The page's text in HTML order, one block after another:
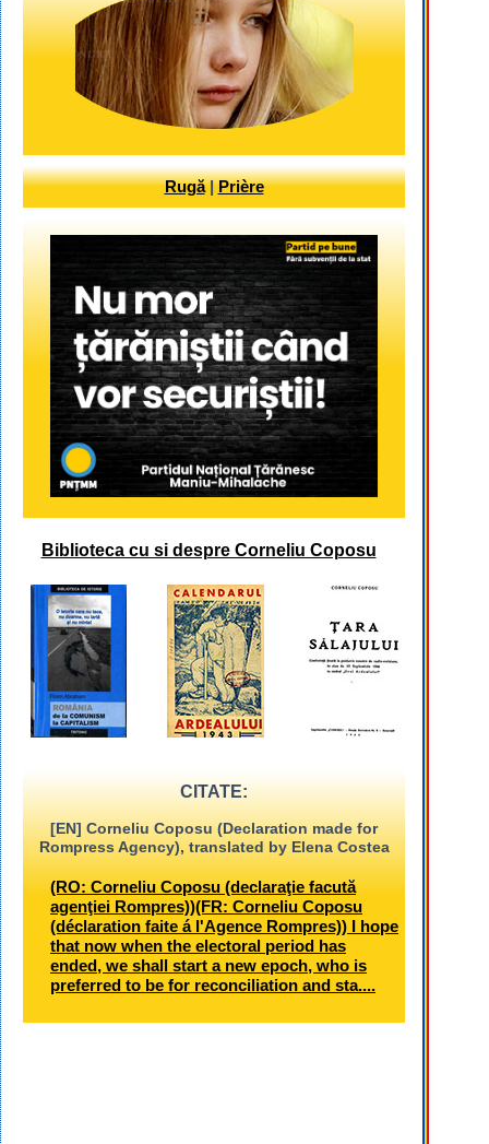
Rugă|Prière
Biblioteca cu si despre Corneliu Coposu
CITATE:
[EN] Corneliu Coposu (Declaration made for
Rompress Agency), translated by Elena Costea
(RO: Corneliu Coposu (declaraţie facută
agenţiei Rompres))(FR: Corneliu Coposu
(déclaration faite á l'Agence Rompres)) I hope
that now when the electoral period has
ended, we shall start a new epoch, who is
preferred to be for reconciliation and sta....